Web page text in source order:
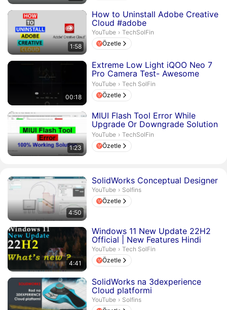
1:58
How to Uninstall Adobe Creative
Cloud #adobe
Süre 1 dakika 58 saniye
YouTube › TechSolFin.
TechSolFin
Özetle
00:18
Extreme Low Light iQOO Neo 7
Pro Camera Test- Awesome
Result
Süre 18 saniye
YouTube › Tech SolFin.
Tech SolFin
Özetle
1:23
MIUI Flash Tool Error While
Upgrade Or Downgrade Solution
100%
Süre 1 dakika 23 saniye
YouTube › TechSolFin.
TechSolFin
Özetle
4:50
SolidWorks Conceptual Designer
Süre 4 dakika 50 saniye
YouTube › Solfins.
Solfins
Özetle
4:41
Windows 11 New Update 22H2
Official | New Features Hindi
Süre 4 dakika 41 saniye
YouTube › Tech SolFin.
Tech SolFin
Özetle
SolidWorks na 3dexperience
Cloud platformi
Süre 1 saat 55 dakika 1 saniye
YouTube › Solfins.
Solfins